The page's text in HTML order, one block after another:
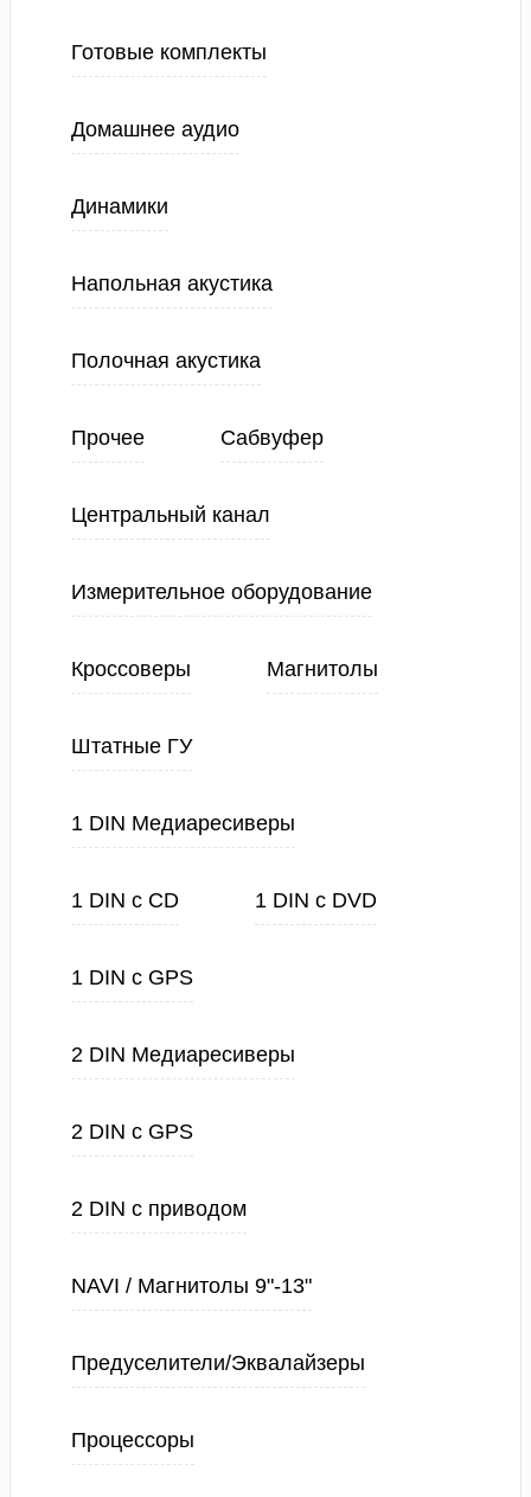
Готовые комплекты
Домашнее аудио
Динамики
Напольная акустика
Полочная акустика
Прочее Сабвуфер
Центральный канал
Измерительное оборудование
Кроссоверы Магнитолы
Штатные ГУ
1 DIN Медиаресиверы
1 DIN с CD 1 DIN с DVD
1 DIN с GPS
2 DIN Медиаресиверы
2 DIN с GPS
2 DIN с приводом
NAVI / Магнитолы 9"-13"
Предуселители/Эквалайзеры
Процессоры